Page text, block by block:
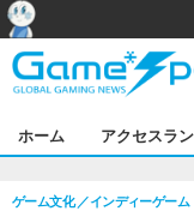
ホーム アクセスラ
ゲーム文化 インディーゲーム